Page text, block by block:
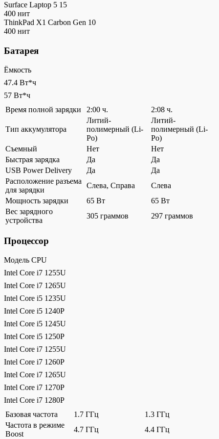
Surface Laptop 5 15
400 нит
ThinkPad X1 Carbon Gen 10
400 нит
Батарея
Ёмкость
47.4 Вт*ч
57 Вт*ч
Время полной зарядки
2:00 ч. 2:08 ч.
Тип аккумулятора
Литий-
полимерный (Li-
Po)
Литий-
полимерный (Li-
Po)
Съемный
Нет
Нет
Быстрая зарядка
Да
Да
USB Power Delivery
Да
Да
Расположение разъема
для зарядки
Слева, Справа
Слева
Мощность зарядки
65 Вт
65 Вт
Вес зарядного
устройства
305 граммов 297 граммов
Процессор
Модель CPU
Intel Core i7 1255U
Intel Core i7 1265U
Intel Core i5 1235U
Intel Core i5 1240P
Intel Core i5 1245U
Intel Core i5 1250P
Intel Core i7 1255U
Intel Core i7 1260P
Intel Core i7 1265U
Intel Core i7 1270P
Intel Core i7 1280P
Базовая частота
1.7 ГГц
1.3 ГГц
Частота в режиме
Boost
4.7 ГГц
4.4 ГГц